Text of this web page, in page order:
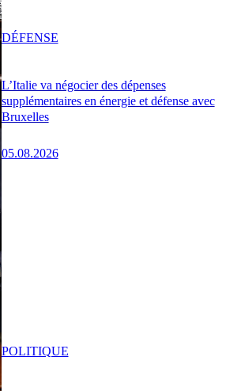
L’Italie va négocier des dépenses
supplémentaires en énergie et défense avec
Bruxelles
05.08.2026
DÉFENSE
POLITIQUE